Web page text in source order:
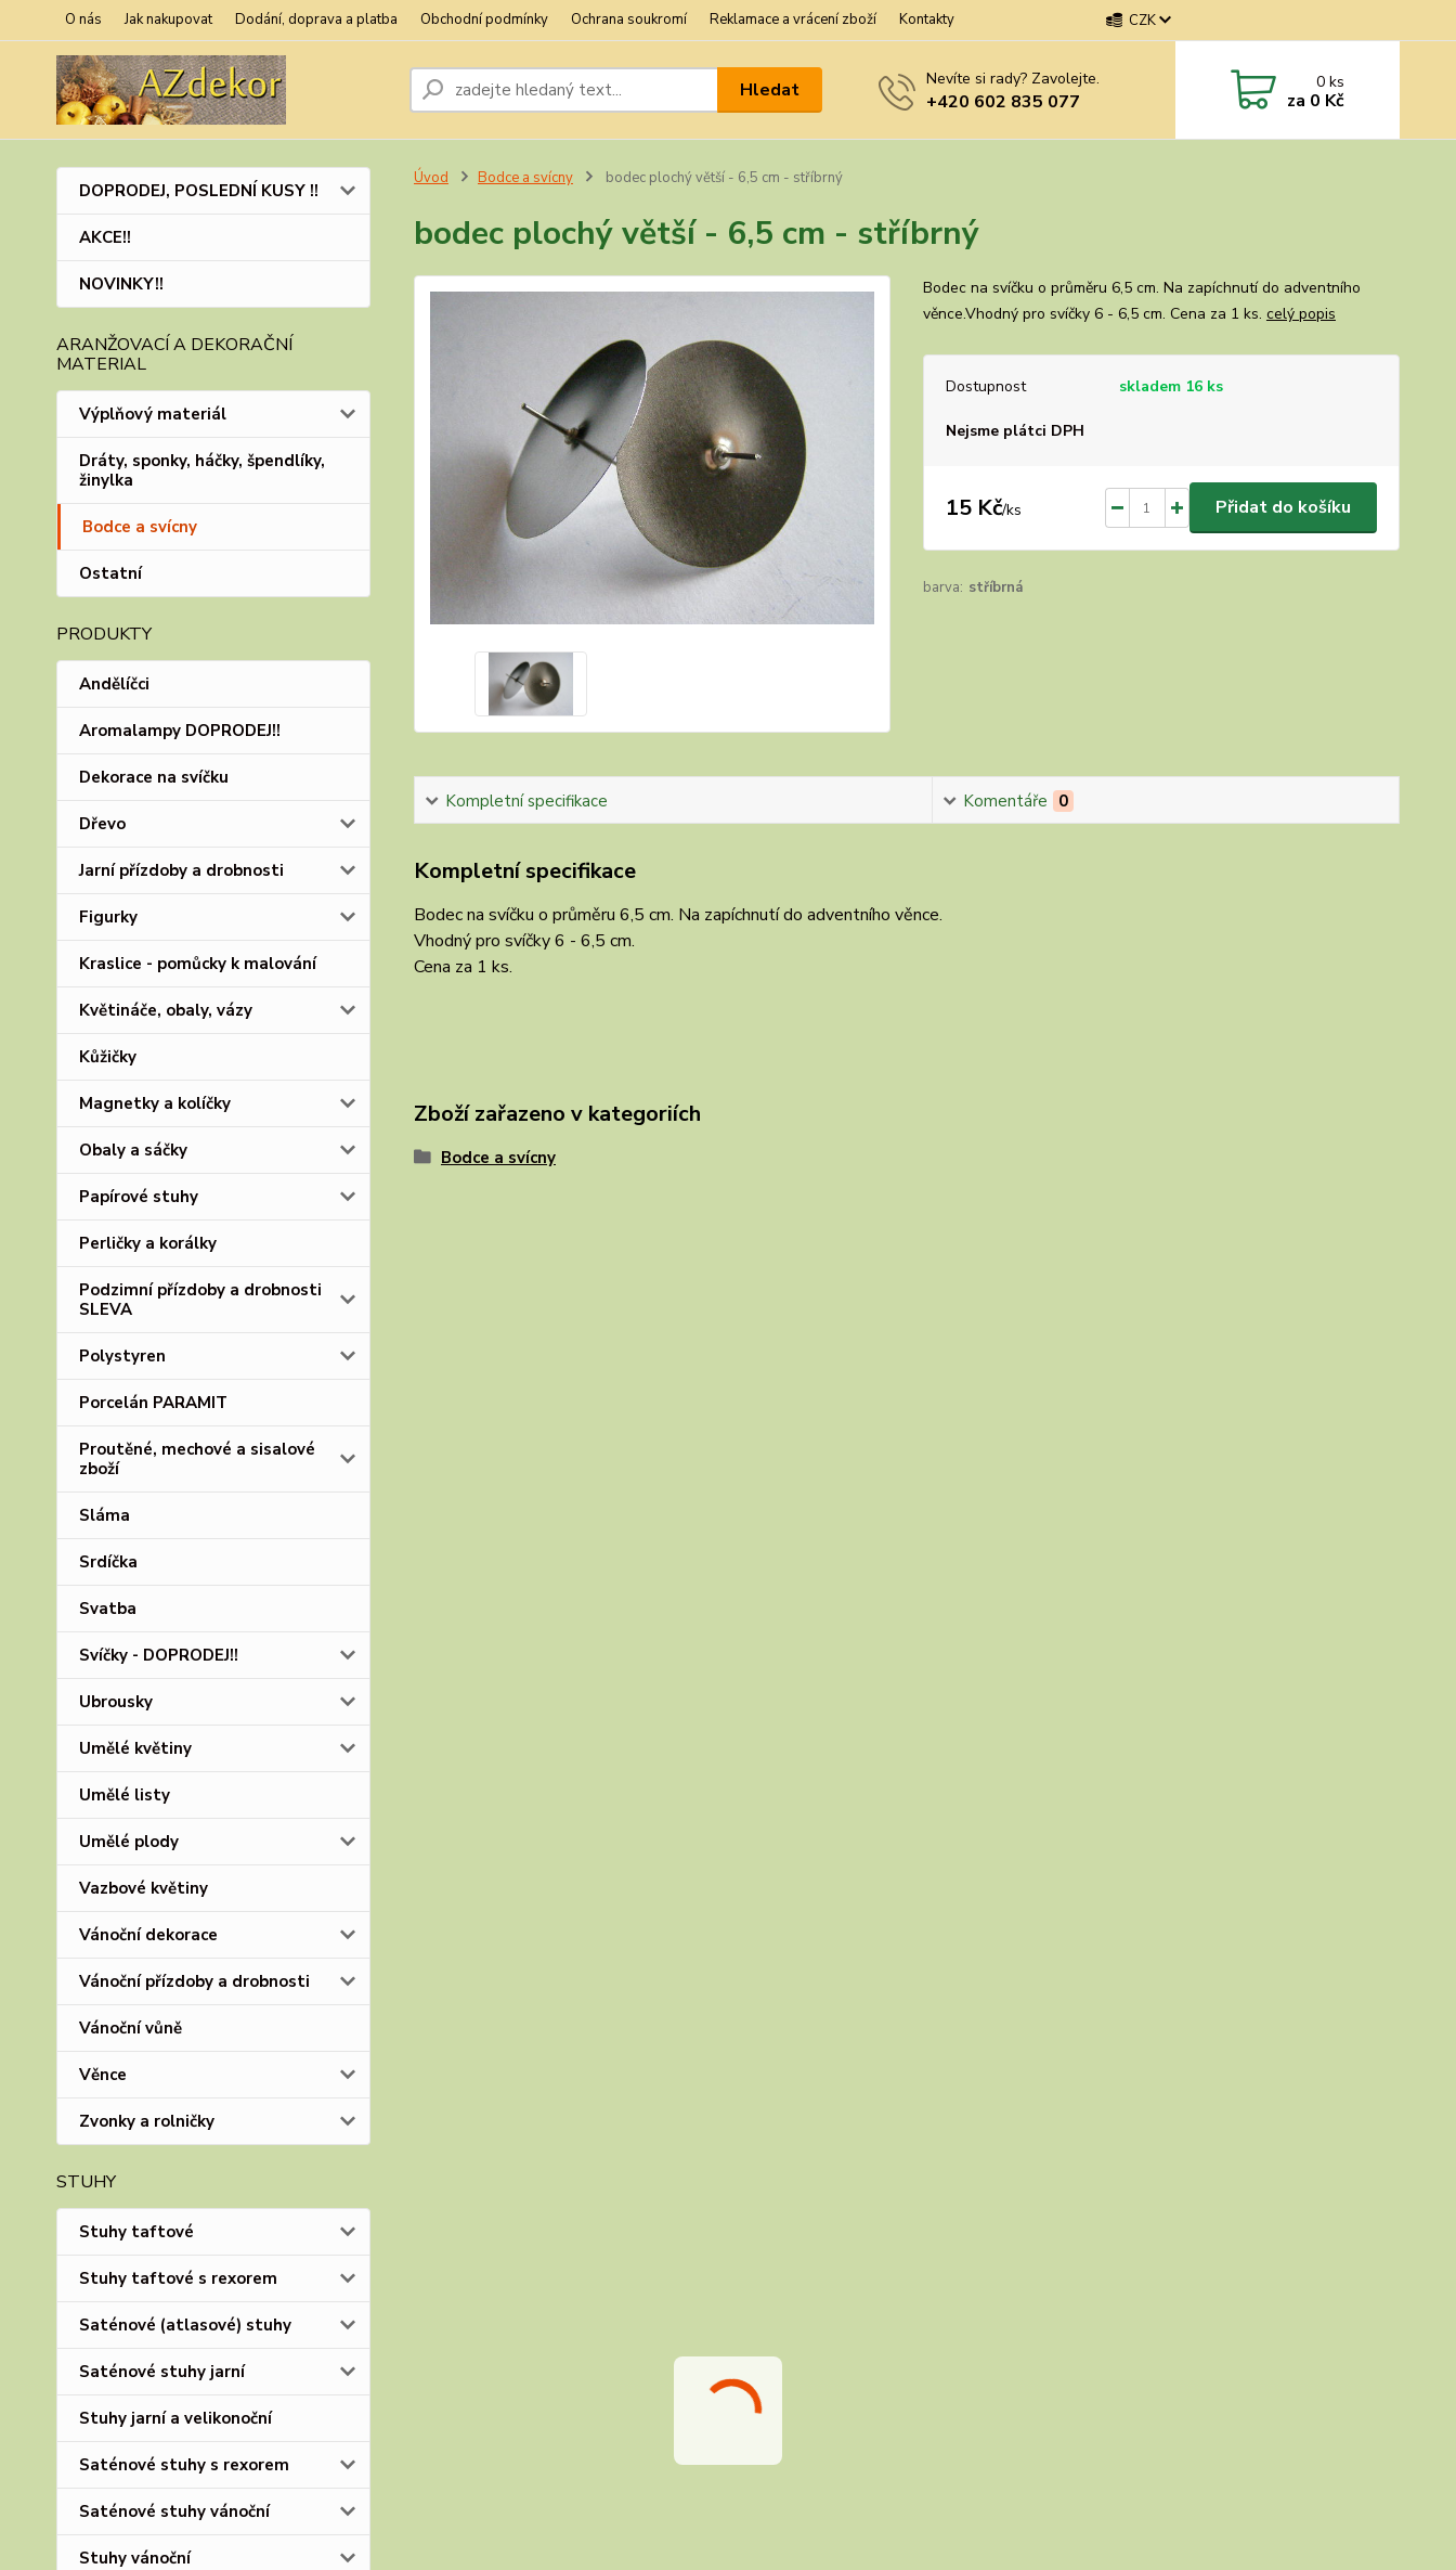
O nás Jak nakupovat Dodání, doprava a platba Obchodní podmínky Ochrana soukromí Reklamace a vrácení zboží Kontakty CZK
Hledat Nevíte si rady? Zavolejte.
+420 602 835 077
0ks
za 0 Kč
DOPRODEJ, POSLEDNÍ KUSY !!
AKCE!!
NOVINKY!!
ARANŽOVACÍ A DEKORAČNÍ
MATERIAL
Výplňový materiál
Dráty, sponky, háčky, špendlíky,
žinylka
Bodce a svícny
Ostatní
PRODUKTY
Andělíčci
Aromalampy DOPRODEJ!!
Dekorace na svíčku
Dřevo
Jarní přízdoby a drobnosti
Figurky
Kraslice - pomůcky k malování
Květináče, obaly, vázy
Kůžičky
Magnetky a kolíčky
Obaly a sáčky
Papírové stuhy
Perličky a korálky
Podzimní přízdoby a drobnosti
SLEVA
Polystyren
Porcelán PARAMIT
Proutěné, mechové a sisalové
zboží
Sláma
Srdíčka
Svatba
Svíčky - DOPRODEJ!!
Ubrousky
Umělé květiny
Umělé listy
Umělé plody
Vazbové květiny
Vánoční dekorace
Vánoční přízdoby a drobnosti
Vánoční vůně
Věnce
Zvonky a rolničky
STUHY
Stuhy taftové
Stuhy taftové s rexorem
Saténové (atlasové) stuhy
Saténové stuhy jarní
Stuhy jarní a velikonoční
Saténové stuhy s rexorem
Saténové stuhy vánoční
Stuhy vánoční
Úvod Bodce a svícny bodec plochý větší - 6,5 cm - stříbrný
bodec plochý větší - 6,5 cm - stříbrný
Bodec na svíčku o průměru 6,5 cm. Na zapíchnutí do adventního
věnce.Vhodný pro svíčky 6 - 6,5 cm. Cena za 1 ks. celý popis
Dostupnost skladem 16 ks
Nejsme plátci DPH
15 Kč/ks Přidat do košíku
barva: stříbrná
Kompletní specifikace Komentáře 0
Kompletní specifikace
Bodec na svíčku o průměru 6,5 cm. Na zapíchnutí do adventního věnce.
Vhodný pro svíčky 6 - 6,5 cm.
Cena za 1 ks.
Zboží zařazeno v kategoriích
Bodce a svícny